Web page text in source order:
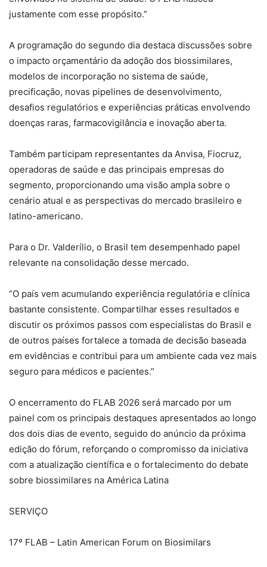
justamente com esse propósito.”
A programação do segundo dia destaca discussões sobre
o impacto orçamentário da adoção dos biossimilares,
modelos de incorporação no sistema de saúde,
precificação, novas pipelines de desenvolvimento,
desafios regulatórios e experiências práticas envolvendo
doenças raras, farmacovigilância e inovação aberta.
Também participam representantes da Anvisa, Fiocruz,
operadoras de saúde e das principais empresas do
segmento, proporcionando uma visão ampla sobre o
cenário atual e as perspectivas do mercado brasileiro e
latino-americano.
Para o Dr. Valderílio, o Brasil tem desempenhado papel
relevante na consolidação desse mercado.
“O país vem acumulando experiência regulatória e clínica
bastante consistente. Compartilhar esses resultados e
discutir os próximos passos com especialistas do Brasil e
de outros países fortalece a tomada de decisão baseada
em evidências e contribui para um ambiente cada vez mais
seguro para médicos e pacientes.”
O encerramento do FLAB 2026 será marcado por um
painel com os principais destaques apresentados ao longo
dos dois dias de evento, seguido do anúncio da próxima
edição do fórum, reforçando o compromisso da iniciativa
com a atualização científica e o fortalecimento do debate
sobre biossimilares na América Latina
SERVIÇO
17º FLAB – Latin American Forum on Biosimilars